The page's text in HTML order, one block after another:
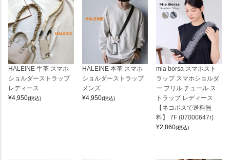
HALEINE 牛革 スマホ
ショルダーストラップ
レディース
¥4,950(税込)
HALEINE 本革 スマホ
ショルダーストラップ
メンズ
¥4,950(税込)
mia borsa スマホスト
ラップ スマホショルダ
ー フリル チュール ス
トラップ レディース
【ネコポスで送料無
料】 7F (07000647r)
¥2,860(税込)